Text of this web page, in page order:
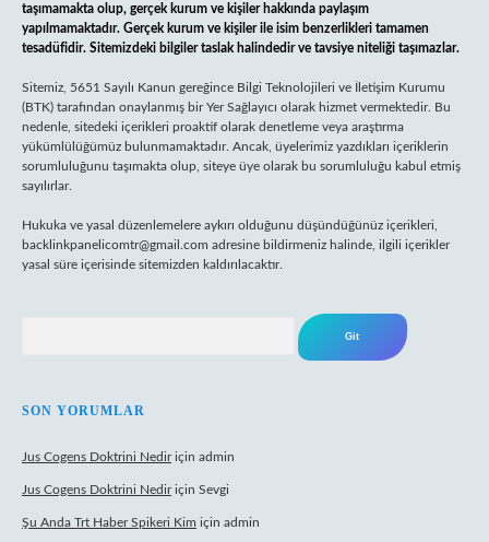
taşımamakta olup, gerçek kurum ve kişiler hakkında paylaşım
yapılmamaktadır. Gerçek kurum ve kişiler ile isim benzerlikleri tamamen
tesadüfidir. Sitemizdeki bilgiler taslak halindedir ve tavsiye niteliği taşımazlar.
Sitemiz, 5651 Sayılı Kanun gereğince Bilgi Teknolojileri ve İletişim Kurumu
(BTK) tarafından onaylanmış bir Yer Sağlayıcı olarak hizmet vermektedir. Bu
nedenle, sitedeki içerikleri proaktif olarak denetleme veya araştırma
yükümlülüğümüz bulunmamaktadır. Ancak, üyelerimiz yazdıkları içeriklerin
sorumluluğunu taşımakta olup, siteye üye olarak bu sorumluluğu kabul etmiş
sayılırlar.
Hukuka ve yasal düzenlemelere aykırı olduğunu düşündüğünüz içerikleri,
backlinkpanelicomtr@gmail.com adresine bildirmeniz halinde, ilgili içerikler
yasal süre içerisinde sitemizden kaldırılacaktır.
SON YORUMLAR
Jus Cogens Doktrini Nediriçin admin
Jus Cogens Doktrini Nediriçin Sevgi
Şu Anda Trt Haber Spikeri Kim için admin